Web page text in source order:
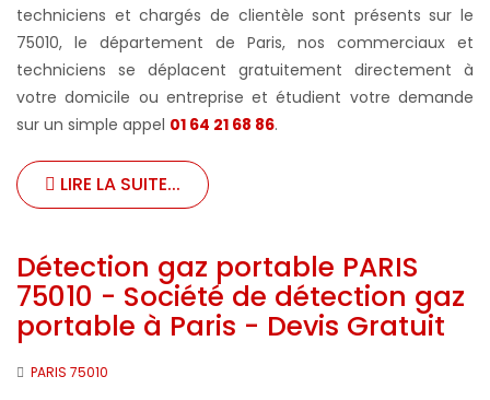
techniciens et chargés de clientèle sont présents sur le
75010, le département de Paris, nos commerciaux et
techniciens se déplacent gratuitement directement à
votre domicile ou entreprise et étudient votre demande
sur un simple appel 01 64 21 68 86.
LIRE LA SUITE...
Détection gaz portable PARIS
75010 - Société de détection gaz
portable à Paris - Devis Gratuit
PARIS 75010